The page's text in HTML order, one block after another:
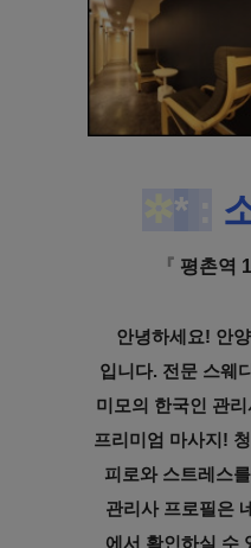
*
『 평촌역
안녕하세요! 안
입니다. 전문 스웨
미모의 한국인 관
프리미엄 마사지!
피로와 스트레스
관리사 프로필은
에서 확인하실 수